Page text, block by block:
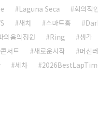
Laguna Seca 회의적
새차 스마트홈
의음악정원 Ring 생각
서트 새로운시작 머신
세차